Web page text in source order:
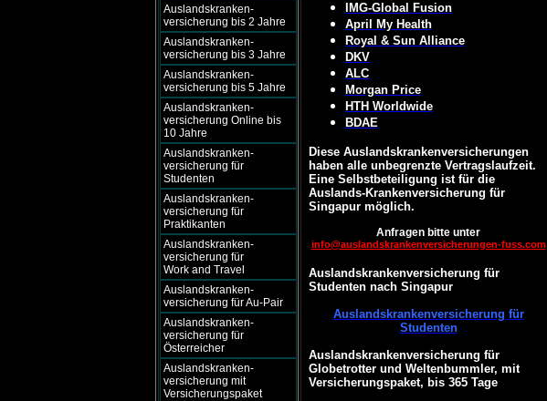
Auslandskranken-
versicherung bis 2 Jahre
Auslandskranken-
versicherung bis 3 Jahre
Auslandskranken-
versicherung bis 5 Jahre
Auslandskranken-
versicherung Online bis
10 Jahre
Auslandskranken-
versicherung für
Studenten
Auslandskranken-
versicherung für
Praktikanten
Auslandskranken-
versicherung für
Work and Travel
Auslandskranken-
versicherung für Au-Pair
Auslandskranken-
versicherung für
Österreicher
Auslandskranken-
versicherung mit
Versicherungspaket
IMG-Global Fusion
April My Health
Royal & Sun Alliance
DKV
ALC
Morgan Price
HTH Worldwide
BDAE
Diese Auslandskrankenversicherungen
haben alle unbegrenzte Vertragslaufzeit.
Eine Selbstbeteiligung ist für die
Auslands-Krankenversicherung für
Singapur möglich.
Anfragen bitte unter
info@auslandskrankenversicherungen-fuss.com
Auslandskrankenversicherung für
Studenten nach Singapur
Auslandskrankenversicherung für
Studenten
Auslandskrankenversicherung für
Globetrotter und Weltenbummler, mit
Versicherungspaket, bis 365 Tage